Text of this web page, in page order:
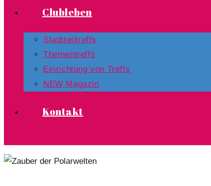
Clubleben
Stadtteiltreffs
Thementreffs
Einrichtung von Treffs​
NEW Magazin
Kontakt